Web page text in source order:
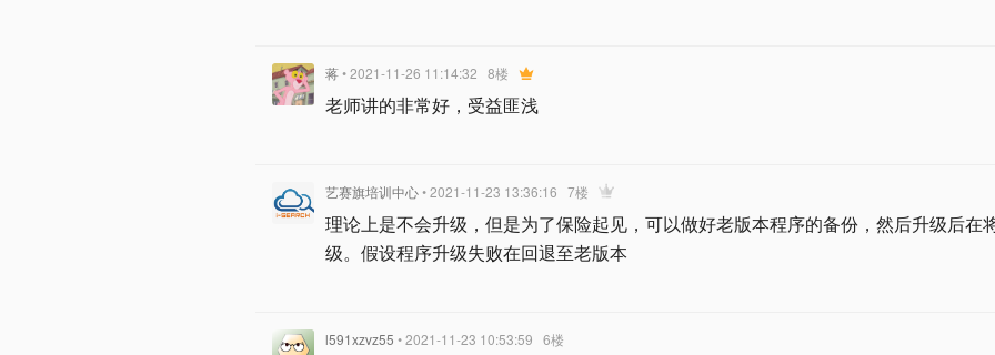
蒋• 2021-11-26 11:14:32 8楼
老师讲的非常好，受益匪浅
艺赛旗培训中心• 2021-11-23 13:36:16 7楼
理论上是不会升级，但是为了保险起见，可以做好老版本程序的备份，然后升级后在
级。假设程序升级失败在回退至老版本
l591xzvz55 • 2021-11-23 10:53:59 6楼